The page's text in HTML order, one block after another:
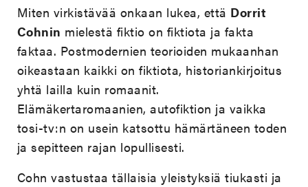
Miten virkistävää onkaan lukea, että Dorrit
Cohnin mielestä fiktio on fiktiota ja fakta
faktaa. Postmodernien teorioiden mukaanhan
oikeastaan kaikki on fiktiota, historiankirjoitus
yhtä lailla kuin romaanit.
Elämäkertaromaanien, autofiktion ja vaikka
tosi-tv:n on usein katsottu hämärtäneen toden
ja sepitteen rajan lopullisesti.
Cohn vastustaa tällaisia yleistyksiä tiukasti ja